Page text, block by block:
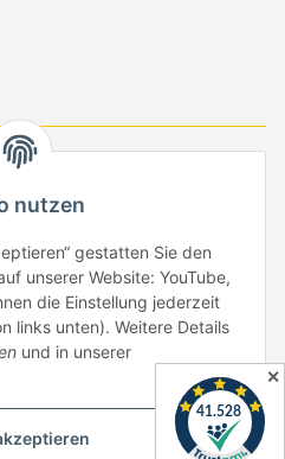
widerrufen ✕
nutzen
gestatten Sie den
unserer Website: YouTube,
die Einstellung jederzeit
links unten). Weitere Details
und in unserer